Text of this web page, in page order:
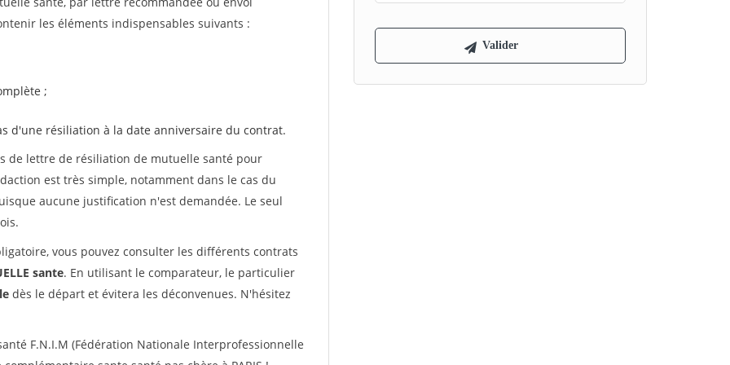
les éléments indispensables suivants :
;
d'une résiliation à la date anniversaire du contrat.
de lettre de résiliation de mutuelle santé pour
est très simple, notamment dans le cas du
aucune justification n'est demandée. Le seul
vous pouvez consulter les différents contrats
sante. En utilisant le comparateur, le particulier
dès le départ et évitera les déconvenues. N'hésitez
F.N.I.M (Fédération Nationale Interprofessionnelle